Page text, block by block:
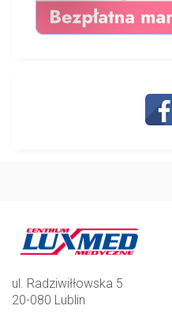
ul. Radziwiłłowska 5
20-080 Lublin